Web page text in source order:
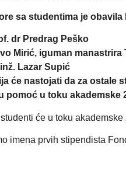
sa studentima je
dr Predrag Peško
Mirić, iguman manastrira
Lazar Supić
će nastojati da za ostale
pomoć u toku akademske
studenti će u toku
imena prvih stipendista